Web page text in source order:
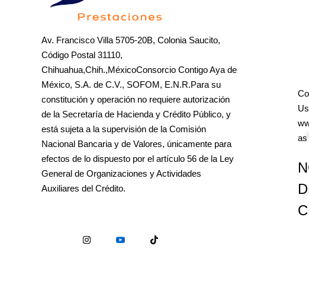
Av. Francisco Villa 5705-20B, Colonia Saucito,
Código Postal 31110,
Chihuahua,Chih.,MéxicoConsorcio Contigo Aya de
México, S.A. de C.V., SOFOM, E.N.R.Para su
constitución y operación no requiere autorización
de la Secretaría de Hacienda y Crédito Público, y
está sujeta a la supervisión de la Comisión
Nacional Bancaria y de Valores, únicamente para
efectos de lo dispuesto por el artículo 56 de la Ley
General de Organizaciones y Actividades
Auxiliares del Crédito.
as